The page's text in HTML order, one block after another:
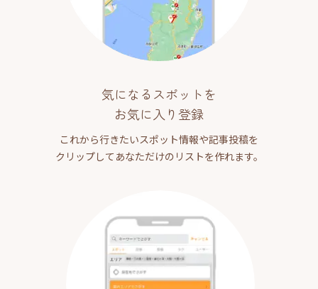
気になるスポットを
お気に入り登録
これから行きたいスポット情報や記事投稿を
クリップしてあなただけのリストを作れます。